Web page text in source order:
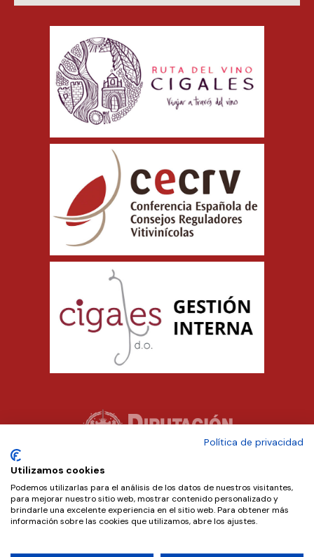
Política de privacidad
Utilizamos cookies
Podemos utilizarlas para el análisis de los datos de nuestros visitantes,
para mejorar nuestro sitio web, mostrar contenido personalizado y
brindarle una excelente experiencia en el sitio web. Para obtener más
información sobre las cookies que utilizamos, abre los ajustes.